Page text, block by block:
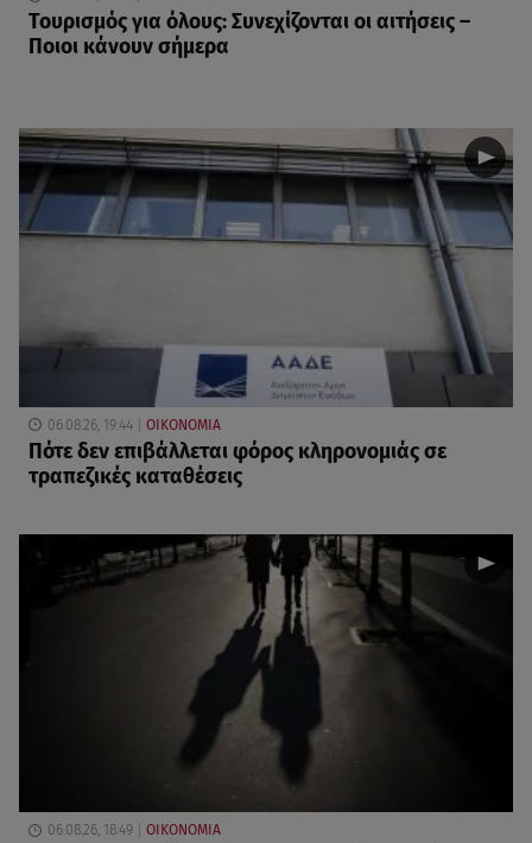
Τουρισμός για όλους: Συνεχίζονται οι αιτήσεις –
Ποιοι κάνουν σήμερα
06.08.26, 19:44 ΟΙΚΟΝΟΜΙΑ
Πότε δεν επιβάλλεται φόρος κληρονομιάς σε
τραπεζικές καταθέσεις
06.08.26, 18:49 ΟΙΚΟΝΟΜΙΑ